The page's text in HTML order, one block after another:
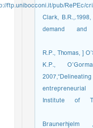
ftp.unibocconi.it/pub/RePEc/
18.Clark,
demand and
19.R.P., Thomas,
K.P.,
Institute of